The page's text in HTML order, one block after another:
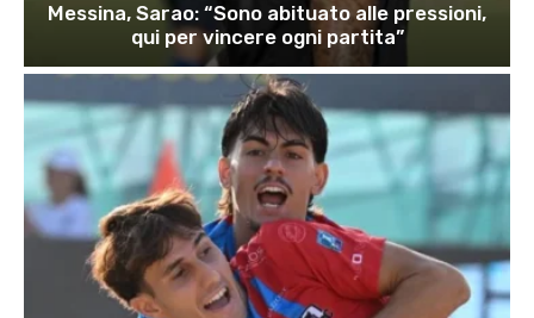
Messina, Sarao: “Sono abituato alle pressioni,
qui per vincere ogni partita”